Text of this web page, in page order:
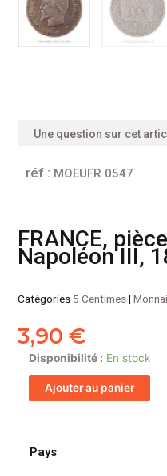
Une question sur cet
réf : MOEUFR 0547
FRANCE,
Napoléon III,
Catégories 5 Centimes|
3,90€
Disponibilité : En stock
quantité
de
FRANCE,
de
Ajouter au panier
Pays